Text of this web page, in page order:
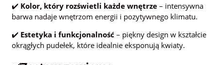
✔️ Kolor, który rozświetli każde wnętrze – intensywna
barwa nadaje wnętrzom energii i pozytywnego klimatu.
✔️ Estetyka i funkcjonalność – piękny design w kształcie
okrągłych pudełek, które idealnie eksponują kwiaty.